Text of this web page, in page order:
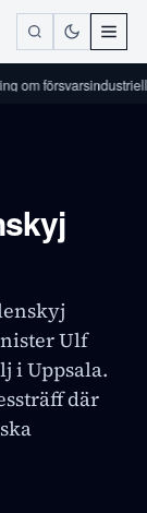
Ulf
i Uppsala.
där